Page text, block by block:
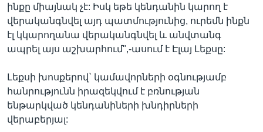
ինքը միայնակ չէ: Իսկ եթե կենդանին կարող է
վերականգնվել այդ պատմությունից, ուրեմն ինքն
էլ կկարողանա վերականգնվել և անվտանգ
ապրել այս աշխարհում",-ասում է Էլայ Լեքսը:
Լեքսի խոսքերով` կամավորների օգնությամբ
հանրությունն իրազեկվում է բռնության
ենթարկված կենդանիների խնդիրների
վերաբերյալ: